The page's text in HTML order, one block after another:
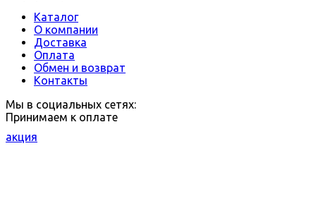
Каталог
О компании
Доставка
Оплата
Обмен и возврат
Контакты
Мы в социальных сетях:
Принимаем к оплате
акция